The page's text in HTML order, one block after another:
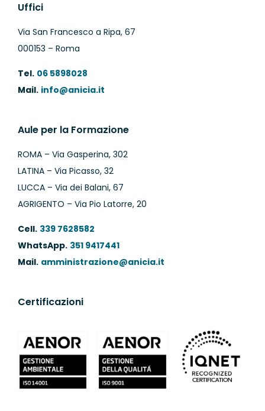
Uffici
Via San Francesco a Ripa, 67
000153 – Roma
Tel. 06 5898028
Mail. info@anicia.it
Aule per la Formazione
ROMA – Via Gasperina, 302
LATINA – Via Picasso, 32
LUCCA – Via dei Balani, 67
AGRIGENTO – Via Pio Latorre, 20
Cell. 339 7628582
WhatsApp. 351 9417441
Mail. amministrazione@anicia.it
Certificazioni